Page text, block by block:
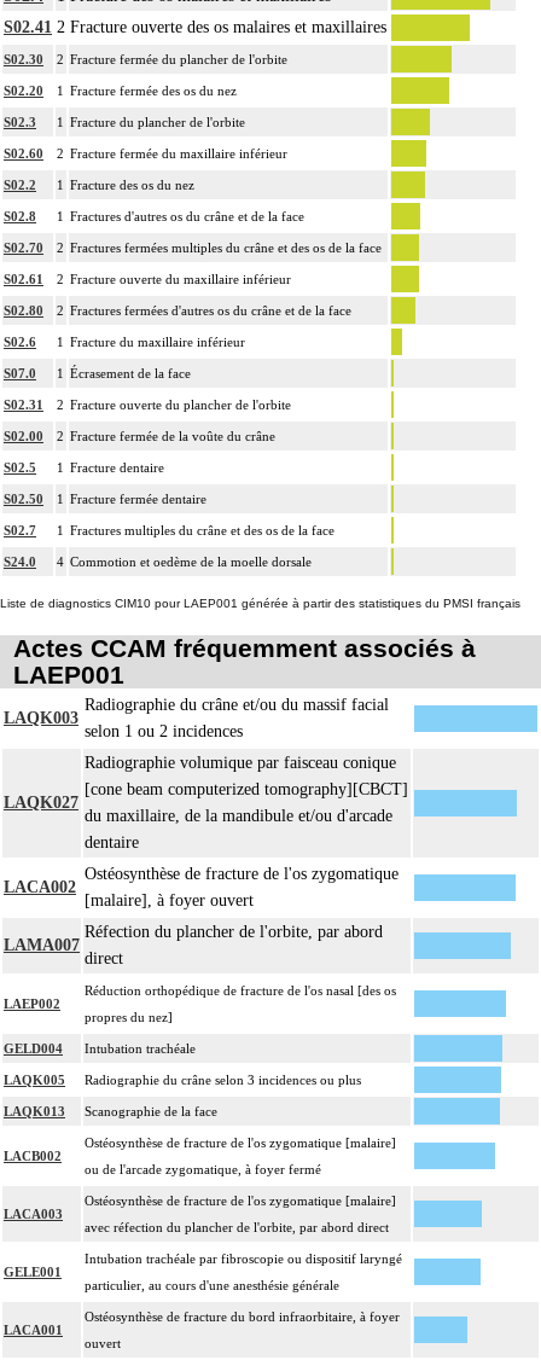
S02.41 2 Fracture ouverte des os malaires et maxillaires
S02.30 2 Fracture fermée du plancher de l'orbite
S02.20 1 Fracture fermée des os du nez
S02.3 1 Fracture du plancher de l'orbite
S02.60 2 Fracture fermée du maxillaire inférieur
S02.2 1 Fracture des os du nez
S02.8 1 Fractures d'autres os du crâne et de la face
S02.70 2 Fractures fermées multiples du crâne et des os de la face
S02.61 2 Fracture ouverte du maxillaire inférieur
S02.80 2 Fractures fermées d'autres os du crâne et de la face
S02.6 1 Fracture du maxillaire inférieur
S07.0 1 Écrasement de la face
S02.31 2 Fracture ouverte du plancher de l'orbite
S02.00 2 Fracture fermée de la voûte du crâne
S02.5 1 Fracture dentaire
S02.50 1 Fracture fermée dentaire
S02.7 1 Fractures multiples du crâne et des os de la face
S24.0 4 Commotion et oedème de la moelle dorsale
Liste de diagnostics CIM10 pour LAEP001 générée à partir des statistiques du PMSI français
Actes CCAM fréquemment associés à
LAEP001
LAQK003
Radiographie du crâne et/ou du massif facial
selon 1 ou 2 incidences
LAQK027
Radiographie volumique par faisceau conique
[cone beam computerized tomography][CBCT]
du maxillaire, de la mandibule et/ou d'arcade
dentaire
LACA002
Ostéosynthèse de fracture de l'os zygomatique
[malaire], à foyer ouvert
LAMA007
Réfection du plancher de l'orbite, par abord
direct
LAEP002
Réduction orthopédique de fracture de l'os nasal [des os
propres du nez]
GELD004 Intubation trachéale
LAQK005 Radiographie du crâne selon 3 incidences ou plus
LAQK013 Scanographie de la face
LACB002
Ostéosynthèse de fracture de l'os zygomatique [malaire]
ou de l'arcade zygomatique, à foyer fermé
LACA003
Ostéosynthèse de fracture de l'os zygomatique [malaire]
avec réfection du plancher de l'orbite, par abord direct
GELE001
Intubation trachéale par fibroscopie ou dispositif laryngé
particulier, au cours d'une anesthésie générale
LACA001
Ostéosynthèse de fracture du bord infraorbitaire, à foyer
ouvert